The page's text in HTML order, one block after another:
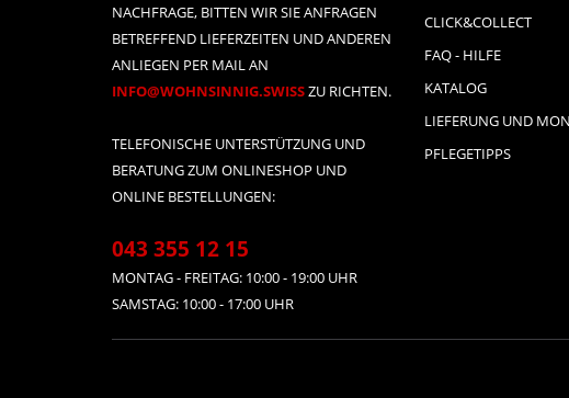
NACHFRAGE, BITTEN WIR SIE ANFRAGEN
BETREFFEND LIEFERZEITEN UND ANDEREN
ANLIEGEN PER MAIL AN
INFO@WOHNSINNIG.SWISSZU RICHTEN.
TELEFONISCHE UNTERSTÜTZUNG UND
BERATUNG ZUM ONLINESHOP UND
ONLINE BESTELLUNGEN:
043 355 12 15
MONTAG - FREITAG: 10:00 - 19:00 UHR
SAMSTAG: 10:00 - 17:00 UHR
CLICK&COLLECT
FAQ - HILFE
KATALOG
LIEFERUNG UND
PFLEGETIPPS